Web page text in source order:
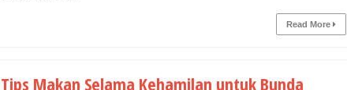
Read More
Tips Makan Selama Kehamilan untuk Bunda